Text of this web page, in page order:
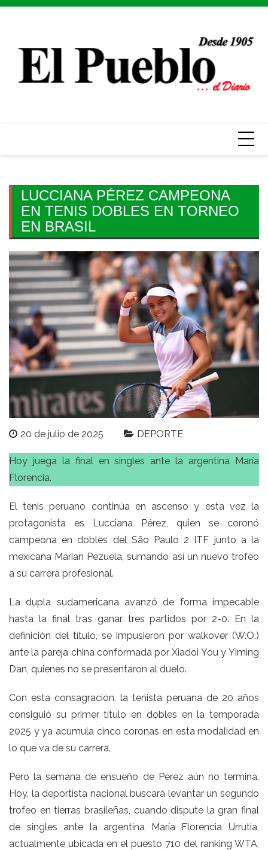
Skip
LUCCIANA PÉREZ CAMPEONA
EN TENIS DOBLES EN TORNEO
EN BRASIL
20 de julio de 2025 DEPORTE
Hoy juega la final en singles ante la argentina María
Florencia.
El tenis peruano continúa en ascenso y esta vez la
protagonista es Lucciana Pérez, quien se coronó
campeona en dobles del São Paulo 2 ITF junto a la
mexicana Marian Pezuela, sumando así un nuevo trofeo
a su carrera profesional.
La dupla sudamericana avanzó de forma impecable
hasta la final tras ganar tres partidos por 2-0. En la
definición del título, se impusieron por walkover (W.O.)
ante la pareja china conformada por Xiadoi You y Yiming
Dan, quienes no se presentaron al duelo.
Con esta consagración, la tenista peruana de 20 años
consiguió su primer título en dobles en la temporada
2025 y ya acumula cinco coronas en esta modalidad en
lo que va de su carrera.
Pero la semana de ensueño de Pérez aún no termina.
Hoy, la deportista nacional buscará levantar un segundo
trofeo en tierras brasileñas, cuando dispute la gran final
de singles ante la argentina María Florencia Urrutia,
actualmente ubicada en el puesto 710 del ranking WTA.